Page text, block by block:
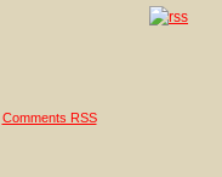
Comments RSS